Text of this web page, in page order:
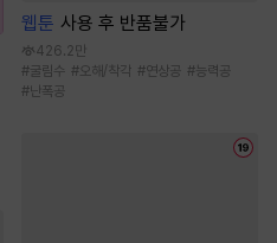
웹툰 사용 후 반품불가
426.2만
#굴림수 #오해/착각 #연상공 #능력공
#난폭공